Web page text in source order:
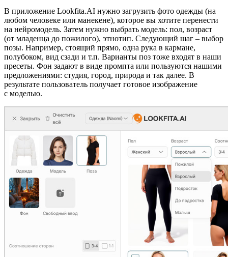
В приложение Lookfita.AI нужно загрузить фото одежды (на
любом человеке или манекене), которое вы хотите перенести
на нейромодель. Затем нужно выбрать модель: пол, возраст
(от младенца до пожилого), этнотип. Следующий шаг – выбор
позы. Например, стоящий прямо, одна рука в кармане,
полубоком, вид сзади и т.п. Варианты поз тоже входят в наши
пресеты. Фон задают в виде промпта или пользуются нашими
предложениями: студия, город, природа и так далее. В
результате пользователь получает готовое изображение
с моделью.